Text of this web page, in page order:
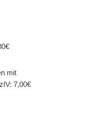
mit
7,00€